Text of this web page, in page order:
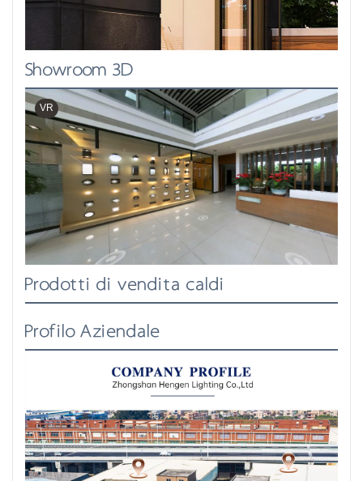
Showroom 3D
VR
Prodotti di vendita caldi
Profilo Aziendale